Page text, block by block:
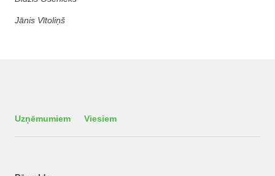
Jānis Vītoliņš
Uzņēmumiem Viesiem